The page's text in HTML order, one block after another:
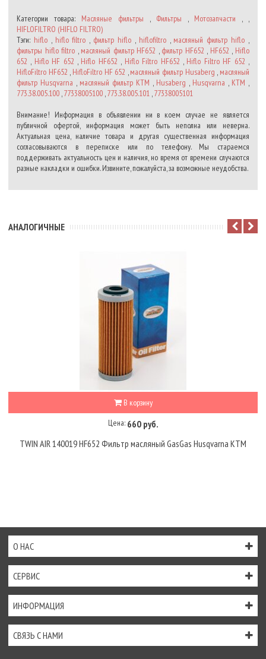
Категории товара: Масляные фильтры , Фильтры , Мотозапчасти , ,
HIFLOFILTRO (HIFLO FILTRO)
Тэги: hiflo, hiflo filtro , фильтр hiflo , hiflofiltro, масляный фильтр hiflo ,
фильтры hiflo filtro , масляный фильтр HF652 , фильтр HF652 , HF652 , Hiflo
652 , Hiflo HF 652 , Hiflo HF652 , Hiflo Filtro HF652 , Hiflo Filtro HF 652 ,
HifloFiltro HF652 , HifloFiltro HF 652 ,масляный фильтр Husaberg , масляный
фильтр Husqvarna , масляный фильтр KTM , Husaberg , Husqvarna , KTM ,
773.38.005.100 ,77338005100 ,773.38.005.101 ,77338005101
Внимание! Информация в объявлении ни в коем случае не является
публичной офертой, информация может быть неполна или неверна.
Актуальная цена, наличие товара и другая существенная информация
согласовываются в переписке или по телефону. Мы стараемся
поддерживать актуальность цен и наличия, но время от времени случаются
разные накладки и ошибки. Извините, пожалуйста, за возможные неудобства.
АНАЛОГИЧНЫЕ
В корзину
Цена: 660 руб.
TWIN AIR 140019 HF652 Фильтр масляный GasGas Husqvarna KTM
О НАС
СЕРВИС
ИНФОРМАЦИЯ
СВЯЗЬ С НАМИ